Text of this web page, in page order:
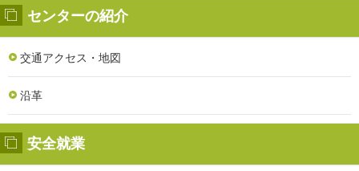
センターの紹介
交通アクセス・地図
沿革
安全就業